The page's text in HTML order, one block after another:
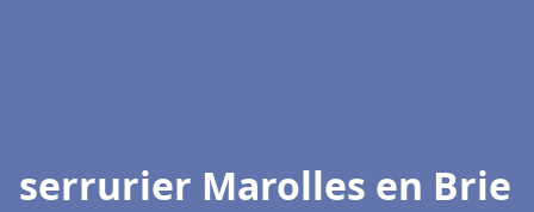
serrurier Marolles en Brie